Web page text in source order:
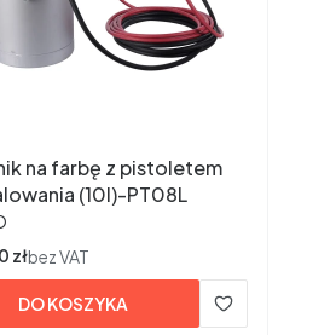
na farbę z pistoletem
(10l)-PT08L
złbez VAT
DO KOSZYKA